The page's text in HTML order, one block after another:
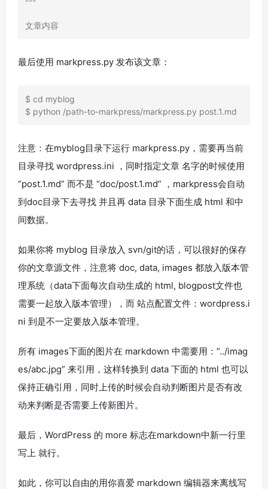
文章内容
最后使用 markpress.py 发布该文章：
$ cd myblog
$ python /path-to-markpress/markpress.py post.1.md
注意：在myblog目录下运行 markpress.py，需要再当前
目录寻找 wordpress.ini ，同时指定文章 名字的时候使用
“post.1.md” 而不是 “doc/post.1.md” ，markpress会自动
到doc目录下去寻找 并且再 data 目录下面生成 html 和中
间数据。
如果你将 myblog 目录放入 svn/git的话，可以很好的保存
你的文章源文件，注意将 doc, data, images 都放入版本管
理系统（data下面每次自动生成的 html, blogpost文件也
需要一起放入版本管理），而 站点配置文件：wordpress.i
ni 到是不一定要放入版本管理。
所有 images下面的图片在 markdown 中需要用：”../imag
es/abc.jpg” 来引用，这样转换到 data 下面的 html 也可以
保持正确引用，同时上传的时候会自动判断图片是否有改
动来判断是否需要上传新图片。
最后，WordPress 的 more 标志在markdown中新一行里
写上 就行。
如此，你可以自由的用你喜爱 markdown 编辑器来离线写